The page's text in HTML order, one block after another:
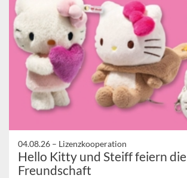
04.08.26 – Lizenzkooperation
Hello Kitty und Steiff feiern die
Freundschaft